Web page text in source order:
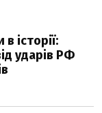
історії:
ударів РФ